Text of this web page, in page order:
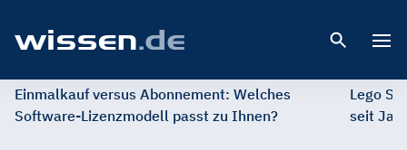
Einmalkauf versus Abonnement: Welches
Software-Lizenzmodell passt zu Ihnen?
Lego
seit